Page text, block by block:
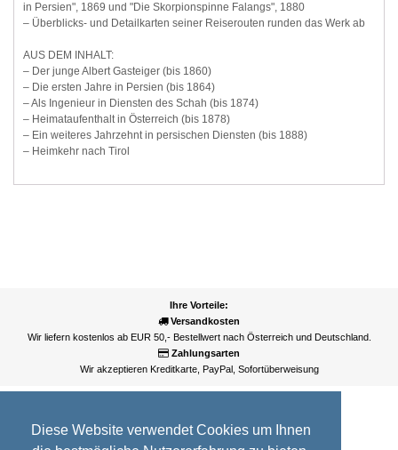
Diese Website verwendet Cookies um Ihnen
in Persien", 1869 und "Die Skorpionspinne Falangs", 1880
– Überblicks- und Detailkarten seiner Reiserouten runden das Werk ab
AUS DEM INHALT:
– Der junge Albert Gasteiger (bis 1860)
– Die ersten Jahre in Persien (bis 1864)
– Als Ingenieur in Diensten des Schah (bis 1874)
– Heimataufenthalt in Österreich (bis 1878)
– Ein weiteres Jahrzehnt in persischen Diensten (bis 1888)
– Heimkehr nach Tirol
Ihre Vorteile:
Versandkosten
Wir liefern kostenlos ab EUR 50,- Bestellwert nach Österreich und Deutschland.
Zahlungsarten
Wir akzeptieren Kreditkarte, PayPal, Sofortüberweisung